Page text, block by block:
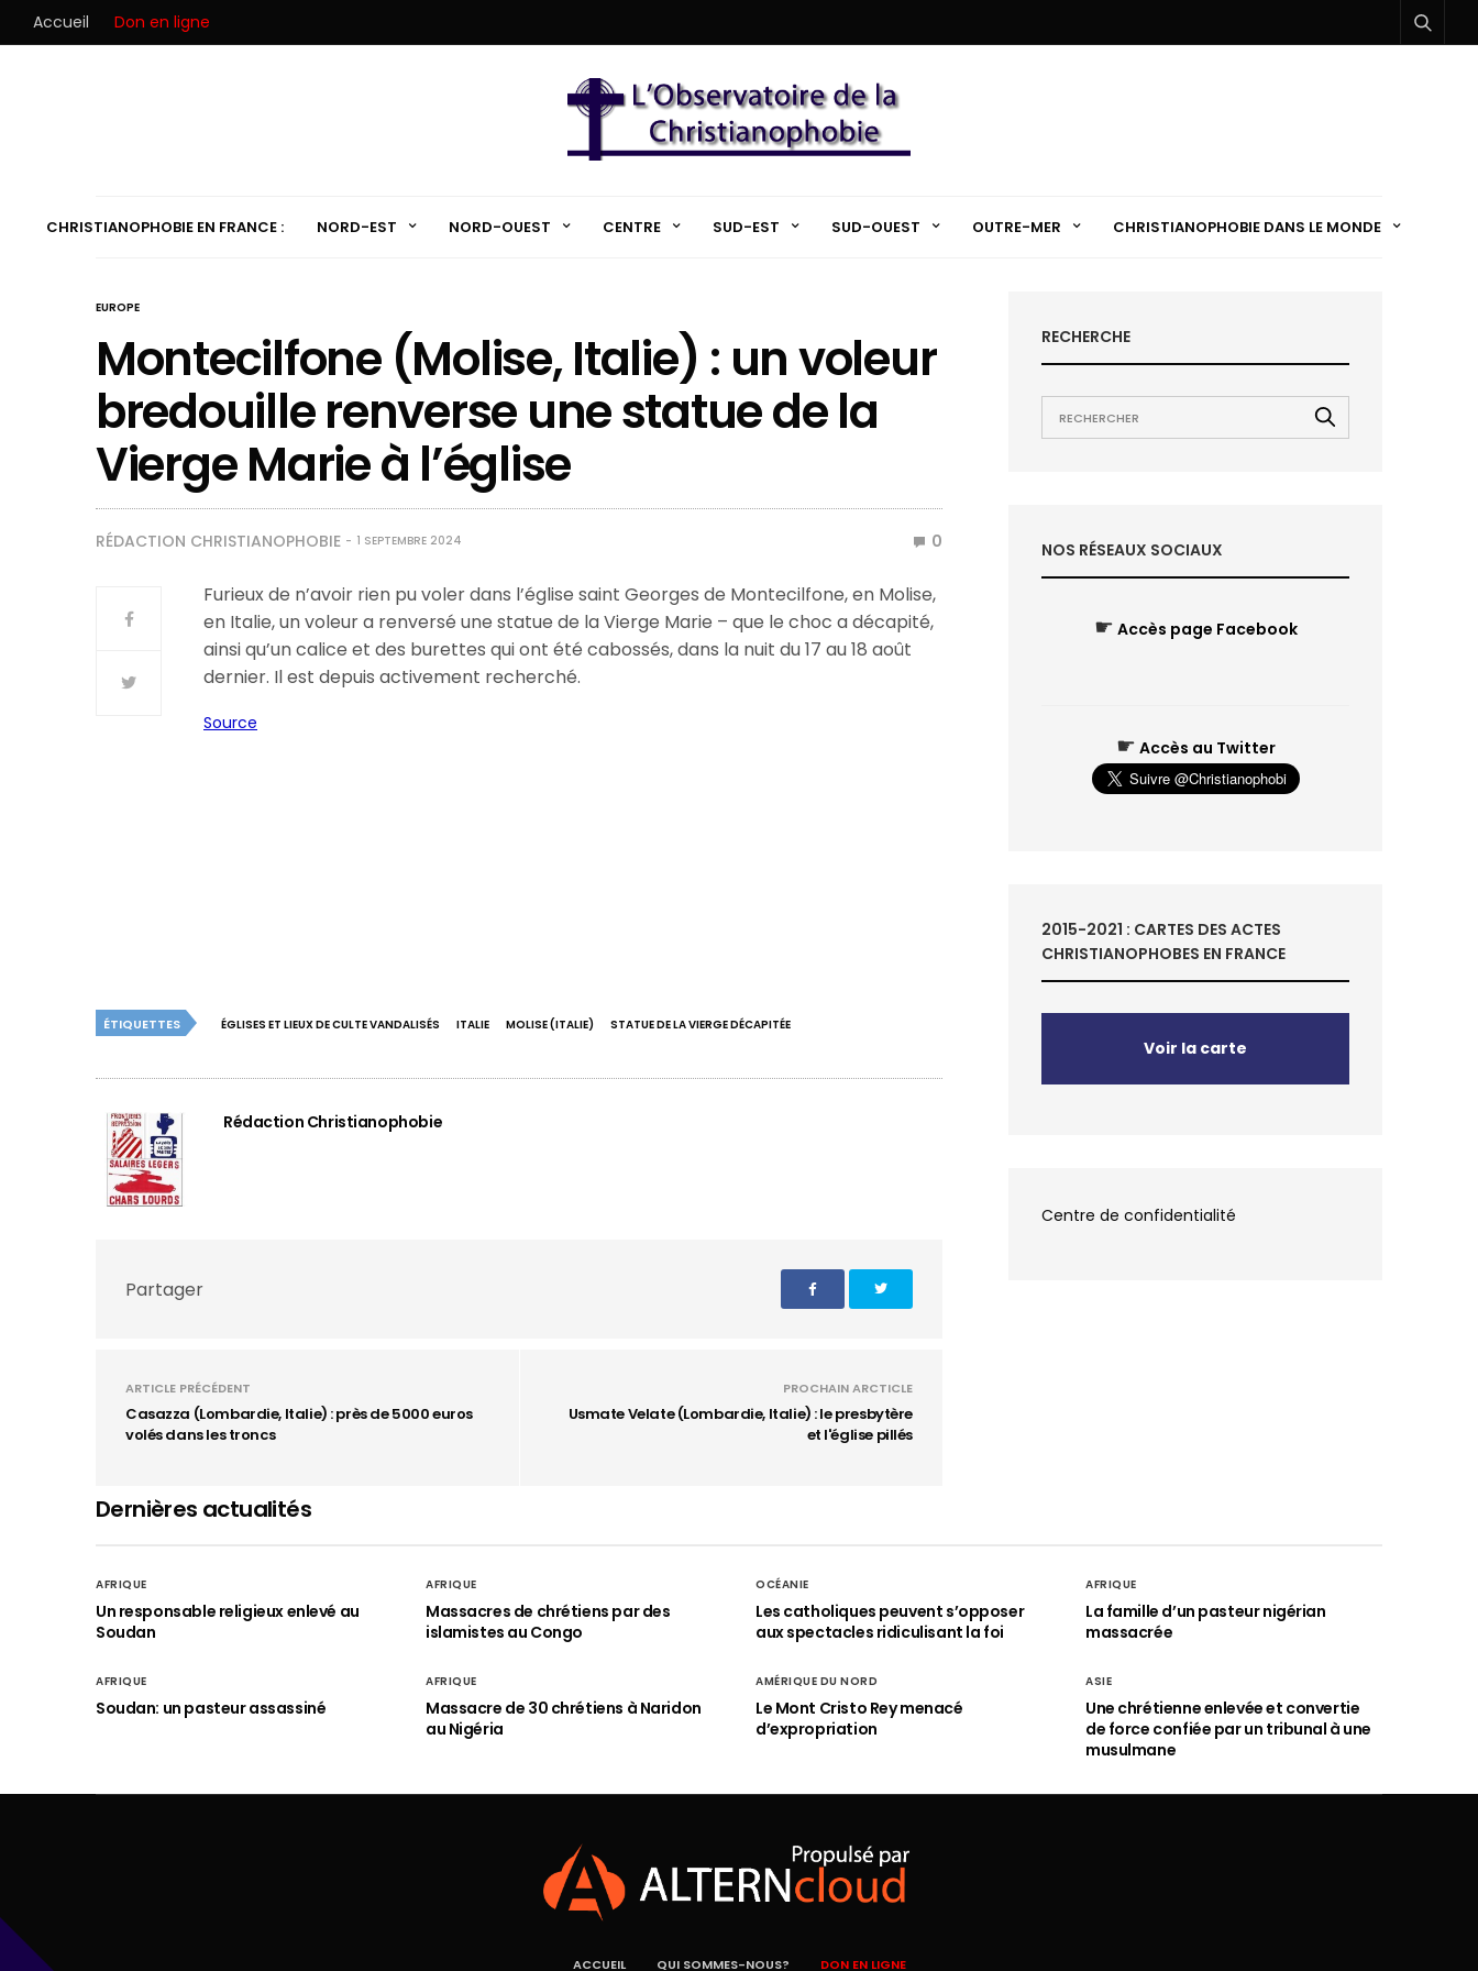
Accueil Don en ligne
CHRISTIANOPHOBIE EN FRANCE : NORD-EST NORD-OUEST CENTRE SUD-EST SUD-OUEST OUTRE-MER CHRISTIANOPHOBIE DANS LE MONDE
EUROPE
Montecilfone (Molise, Italie) : un voleur
bredouille renverse une statue de la
Vierge Marie à l’église
RÉDACTION CHRISTIANOPHOBIE 1 SEPTEMBRE 2024 0
Furieux de n’avoir rien pu voler dans l’église saint Georges de Montecilfone, en Molise,
en Italie, un voleur a renversé une statue de la Vierge Marie – que le choc a décapité,
ainsi qu’un calice et des burettes qui ont été cabossés, dans la nuit du 17 au 18 août
dernier. Il est depuis activement recherché.
Source
ÉTIQUETTES ÉGLISES ET LIEUX DE CULTE VANDALISÉS ITALIE MOLISE (ITALIE) STATUE DE LA VIERGE DÉCAPITÉE
Rédaction Christianophobie
Partager
ARTICLE PRÉCÉDENT
Casazza (Lombardie, Italie) : près de 5000 euros
volés dans les troncs
PROCHAIN ARCTICLE
Usmate Velate (Lombardie, Italie) : le presbytère
et l'église pillés
RECHERCHE
NOS RÉSEAUX SOCIAUX
☛ Accès page Facebook
☛ Accès au Twitter
2015-2021 : CARTES DES ACTES
CHRISTIANOPHOBES EN FRANCE
Voir la carte
Centre de confidentialité
Dernières actualités
AFRIQUE
Un responsable religieux enlevé au
Soudan
AFRIQUE
Massacres de chrétiens par des
islamistes au Congo
OCÉANIE
Les catholiques peuvent s’opposer
aux spectacles ridiculisant la foi
AFRIQUE
La famille d’un pasteur nigérian
massacrée
AFRIQUE
Soudan: un pasteur assassiné
AFRIQUE
Massacre de 30 chrétiens à Naridon
au Nigéria
AMÉRIQUE DU NORD
Le Mont Cristo Rey menacé
d’expropriation
ASIE
Une chrétienne enlevée et convertie
de force confiée par un tribunal à une
musulmane
ACCUEIL QUI SOMMES-NOUS? DON EN LIGNE